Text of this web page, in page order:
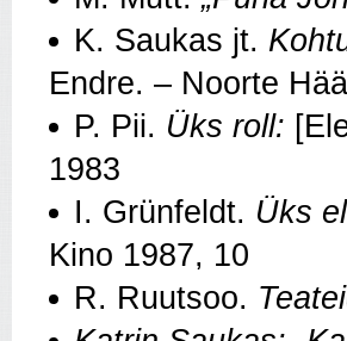
K. Saukas jt.
Endre. – Noorte
P. Pii. Üks roll:
1983
I. Grünfeldt. Üks
Kino 1987, 10
R. Ruutsoo.